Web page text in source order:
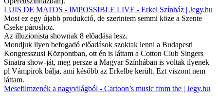
LUIS DE MATOS - IMPOSSIBLE LIVE - Erkel Színház | Jegy.hu
Most ez egy újabb produkció, de szerintem semmi köze a Szente
Cseke pároshoz.
Az illuzionista shownak 8 előadása lesz.
Mondjuk ilyen befogadó előadások szoktak lenni a Budapesti
Kongresszusi Központban, ott én is láttam a Cotton Club Singers
Sinatra show-ját, meg persze a Magyar Színhában is voltak ilyenek
pl Vámpírok bálja, ami később az Erkelbe került. Ezt viszont nem
láttam.
Mesefilmzenék a nagyvilágból - Cartoon’s music from the | Jegy.hu